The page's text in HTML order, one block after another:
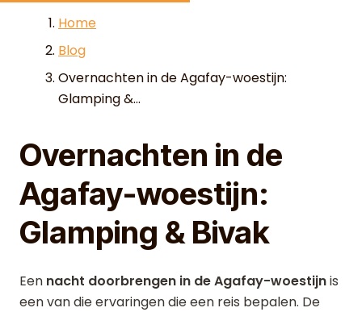
Skip to content
Home
Blog
Overnachten in de Agafay-woestijn:
Glamping &...
Overnachten in de
Agafay-woestijn:
Glamping & Bivak
Een nacht doorbrengen in de Agafay-woestijnis
een van die ervaringen die een reis bepalen. De